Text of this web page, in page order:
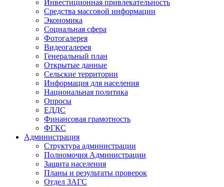
Инвестиционная привлекательность
Средства массовой информации
Экономика
Социальная сфера
Фотогалерея
Видеогалерея
Генеральный план
Открытые данные
Сельские территории
Информация для населения
Национальная политика
Опросы
ЕДДС
Финансовая грамотность
ФГКС
Администрация
Структура администрации
Полномочия Администрации
Защита населения
Планы и результаты проверок
Отдел ЗАГС